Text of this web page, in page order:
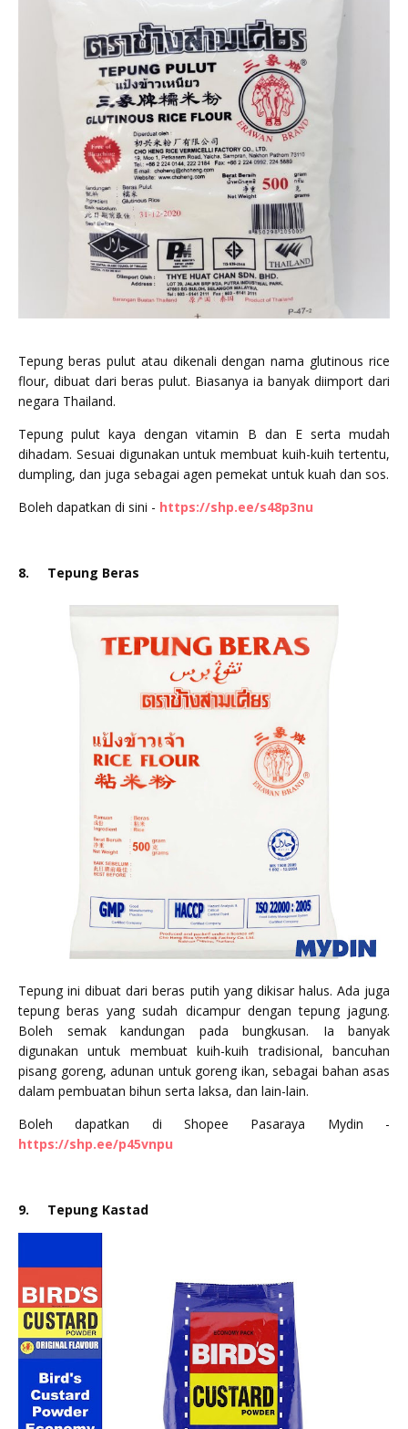
Tepung beras pulut atau dikenali dengan nama glutinous rice
flour, dibuat dari beras pulut. Biasanya ia banyak diimport dari
negara Thailand.
Tepung pulut kaya dengan vitamin B dan E serta mudah
dihadam. Sesuai digunakan untuk membuat kuih-kuih tertentu,
dumpling, dan juga sebagai agen pemekat untuk kuah dan sos.
Boleh dapatkan di sini - https://shp.ee/s48p3nu
8. Tepung Beras
Tepung ini dibuat dari beras putih yang dikisar halus. Ada juga
tepung beras yang sudah dicampur dengan tepung jagung.
Boleh semak kandungan pada bungkusan. Ia banyak
digunakan untuk membuat kuih-kuih tradisional, bancuhan
pisang goreng, adunan untuk goreng ikan, sebagai bahan asas
dalam pembuatan bihun serta laksa, dan lain-lain.
Boleh dapatkan di Shopee Pasaraya Mydin -
https://shp.ee/p45vnpu
9. Tepung Kastad